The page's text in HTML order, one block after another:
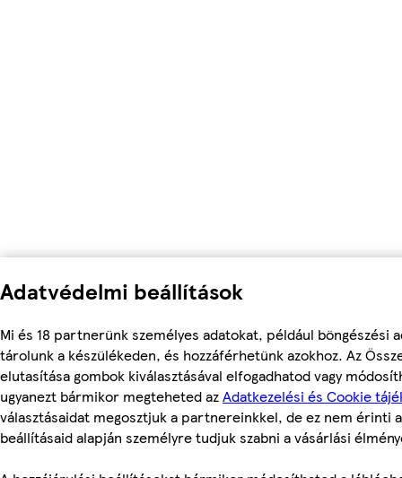
Adatvédelmi beállítások
Mi és 18 partnerünk személyes adatokat, például böngészési
tárolunk a készülékeden, és hozzáférhetünk azokhoz. Az
elutasítása gombok kiválasztásával elfogadhatod vagy
ugyanezt bármikor megteheted azAdatkezelési és Cookie
választásaidat megosztjuk a partnereinkkel, de ez nem érinti
beállításaid alapján személyre tudjuk szabni a vásárlási